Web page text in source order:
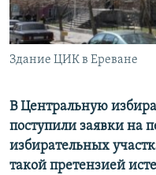
Русский
Все сайты Радио
Здание ЦИК в Ереване
В Центральную
поступили заявки на
избирательных
такой претензией